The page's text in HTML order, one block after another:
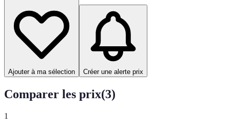
Ajouter à ma sélection Créer une alerte prix
Comparer les prix(3)
1